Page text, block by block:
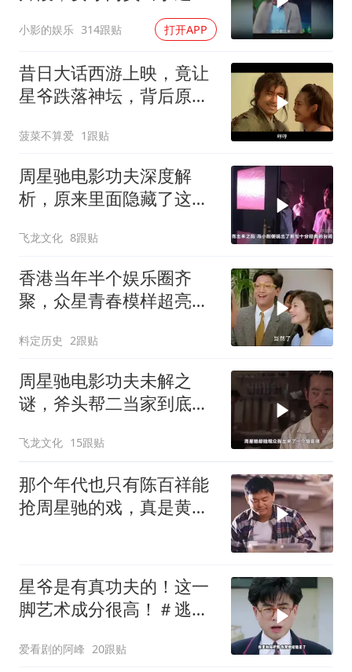
猛，一次比一次搞笑
小影的娱乐 314跟贴 打开APP
昔日大话西游上映，竟让
星爷跌落神坛，背后原因
菠菜不算爱 1跟贴
周星驰电影功夫深度解
析，原来里面隐藏了这么
飞龙文化 8跟贴
香港当年半个娱乐圈齐
聚，众星青春模样超亮
料定历史 2跟贴
周星驰电影功夫未解之
谜，斧头帮二当家到底是
飞龙文化 15跟贴
那个年代也只有陈百祥能
抢周星驰的戏，真是黄金
星爷是有真功夫的！这一
脚艺术成分很高！＃逃学
爱看剧的阿峰 20跟贴